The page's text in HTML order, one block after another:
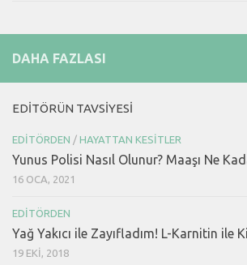
DAHA FAZLASI
EDITÖRÜN TAVSIYESI
EDITÖRDEN / HAYATTAN KESITLER
Yunus Polisi Nasıl Olunur? Maaşı Ne
16 OCA, 2021
EDITÖRDEN
Yağ Yakıcı ile Zayıfladım! L-Karnitin ile
19 EKI, 2018